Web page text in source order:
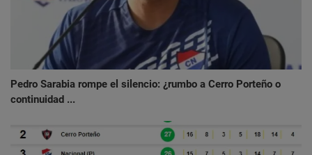
Pedro Sarabia rompe el silencio: ¿rumbo a Cerro Porteño o
continuidad ...